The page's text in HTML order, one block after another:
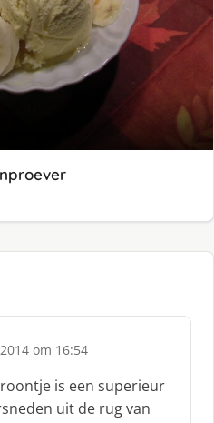
om 16:54
is een superieur
uit de rug van